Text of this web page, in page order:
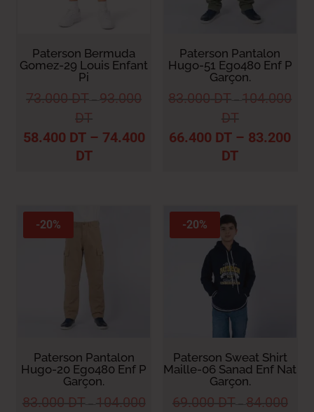
Paterson Bermuda
Gomez-29 Louis Enfant
Pi
73.000 DT
93.000
DT
58.400 DT– 74.400
DT
Paterson Pantalon
Hugo-51 Ego480 Enf P
Garçon.
83.000 DT
104.000
DT
66.400 DT – 83.200
DT
-20%
Paterson Pantalon
Hugo-20 Ego480 Enf P
Garçon.
83.000 DT
104.000
-20%
Paterson Sweat Shirt
Maille-06 Sanad Enf Nat
Garçon.
69.000 DT
84.000